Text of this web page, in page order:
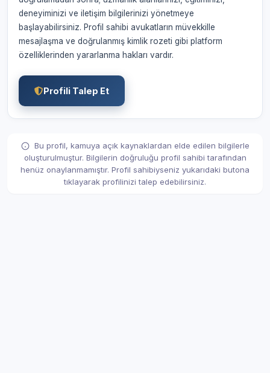
deneyiminizi ve iletişim bilgilerinizi yönetmeye
başlayabilirsiniz. Profil sahibi avukatların müvekkille
mesajlaşma ve doğrulanmış kimlik rozeti gibi platform
özelliklerinden yararlanma hakları vardır.
Profili Talep Et
Bu profil, kamuya açık kaynaklardan elde edilen bilgilerle
oluşturulmuştur. Bilgilerin doğruluğu profil sahibi tarafından
henüz onaylanmamıştır. Profil sahibiyseniz yukarıdaki butona
tıklayarak profilinizi talep edebilirsiniz.